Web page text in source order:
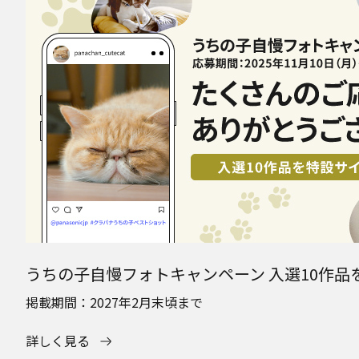
うちの子自慢フォトキャンペーン 入選10作品
掲載期間：2027年2月末頃まで
詳しく見る